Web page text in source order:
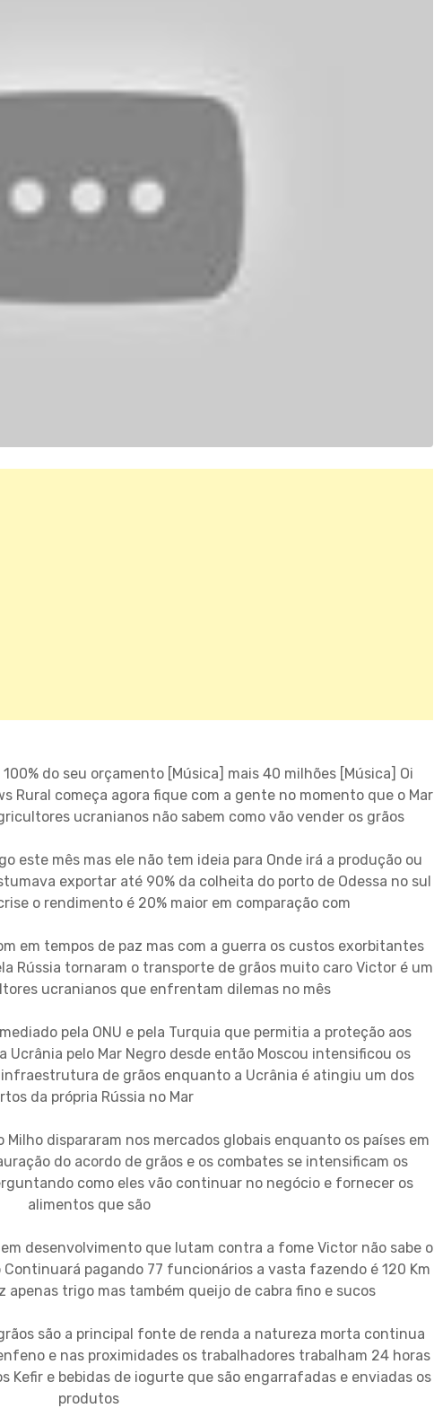
do seu orçamento [Música] mais 40 milhões [Música] Oi
Rural começa agora fique com a gente no momento que o Mar
ucranianos não sabem como vão vender os grãos
este mês mas ele não tem ideia para Onde irá a produção ou
exportar até 90% da colheita do porto de Odessa no sul
o rendimento é 20% maior em comparação com
em tempos de paz mas com a guerra os custos exorbitantes
Rússia tornaram o transporte de grãos muito caro Victor é um
ucranianos que enfrentam dilemas no mês
pela ONU e pela Turquia que permitia a proteção aos
Ucrânia pelo Mar Negro desde então Moscou intensificou os
de grãos enquanto a Ucrânia é atingiu um dos
da própria Rússia no Mar
dispararam nos mercados globais enquanto os países em
do acordo de grãos e os combates se intensificam os
como eles vão continuar no negócio e fornecer os
alimentos que são
em desenvolvimento que lutam contra a fome Victor não sabe o
pagando 77 funcionários a vasta fazendo é 120 Km
apenas trigo mas também queijo de cabra fino e sucos
são a principal fonte de renda a natureza morta continua
e nas proximidades os trabalhadores trabalham 24 horas
Kefir e bebidas de iogurte que são engarrafadas e enviadas os
produtos